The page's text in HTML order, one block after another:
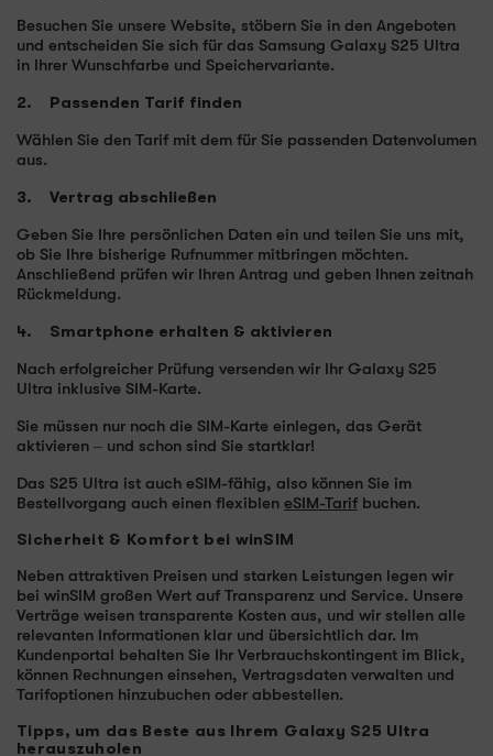
Besuchen Sie unsere Website, stöbern Sie in den Angeboten
und entscheiden Sie sich für das Samsung Galaxy S25 Ultra
in Ihrer Wunschfarbe und Speichervariante.
2. Passenden Tarif finden
Wählen Sie den Tarif mit dem für Sie passenden Datenvolumen
aus.
3. Vertrag abschließen
Geben Sie Ihre persönlichen Daten ein und teilen Sie uns mit,
ob Sie Ihre bisherige Rufnummer mitbringen möchten.
Anschließend prüfen wir Ihren Antrag und geben Ihnen zeitnah
Rückmeldung.
4. Smartphone erhalten & aktivieren
Nach erfolgreicher Prüfung versenden wir Ihr Galaxy S25
Ultra inklusive SIM-Karte.
Sie müssen nur noch die SIM-Karte einlegen, das Gerät
aktivieren – und schon sind Sie startklar!
Das S25 Ultra ist auch eSIM-fähig, also können Sie im
Bestellvorgang auch einen flexiblen eSIM-Tarif buchen.
Sicherheit & Komfort bei winSIM
Neben attraktiven Preisen und starken Leistungen legen wir
bei winSIM großen Wert auf Transparenz und Service. Unsere
Verträge weisen transparente Kosten aus, und wir stellen alle
relevanten Informationen klar und übersichtlich dar. Im
Kundenportal behalten Sie Ihr Verbrauchskontingent im Blick,
können Rechnungen einsehen, Vertragsdaten verwalten und
Tarifoptionen hinzubuchen oder abbestellen.
Tipps, um das Beste aus Ihrem Galaxy S25 Ultra
herauszuholen